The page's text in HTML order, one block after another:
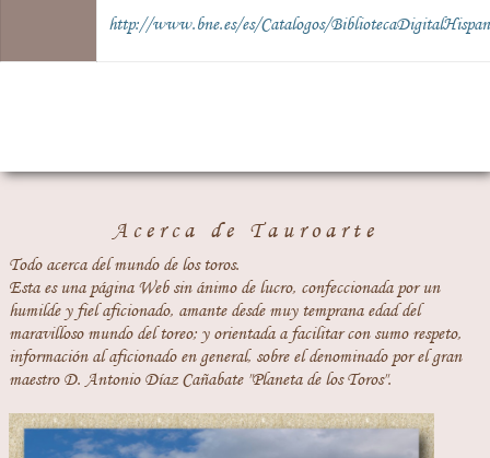
http://www.bne.es/es/Catalogos/
Acerca de Tauroarte
Todo acerca del mundo de los toros.
Esta es una página Web sin ánimo de lucro, confeccionada por un
humilde y fiel aficionado, amante desde muy temprana edad del
maravilloso mundo del toreo; y orientada a facilitar con sumo respeto,
información al aficionado en general, sobre el denominado por el gran
maestro D. Antonio Díaz Cañabate "Planeta de los Toros".